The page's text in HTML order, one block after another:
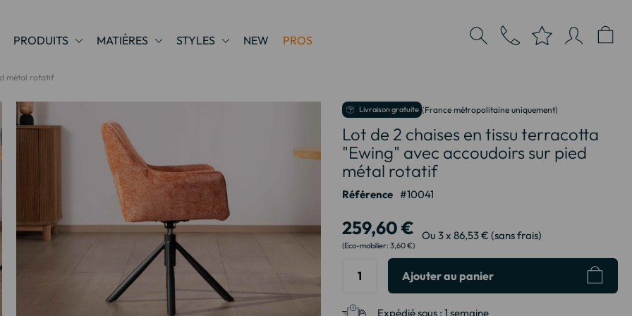
PRODUITS MATIÈRES STYLES NEW PROS
métal rotatif
Livraison gratuite (France métropolitaine uniquement)
Lot de 2 chaises en tissu terracotta
"Ewing" avec accoudoirs sur pied
métal rotatif
Référence 10041
259,60 €
3,60 €
Ou 3 x 86,53 € (sans frais)
Ajouter au panier
Expédié sous : 1 semaine